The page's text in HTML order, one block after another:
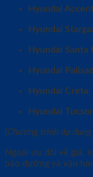
Hyundai
Hyundai
Hyundai Santa
Hyundai
Hyundai Creta:
Hyundai
(Chương trình áp
Ngoài ưu đãi về giá,
bảo dưỡng và vận